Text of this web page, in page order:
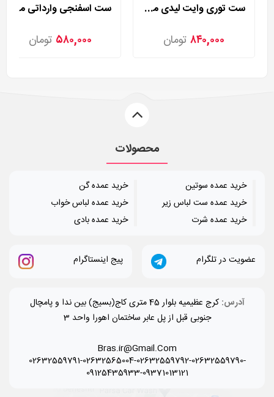
ست توری وایت لیدی مدل 40
۸۴۰,۰۰۰ تومان
ست اسفنجی وارداتی مدل 138
۵۸۰,۰۰۰ تومان
محصولات
خرید عمده سوتین
خرید عمده ست لباس زیر
خرید عمده شرت
خرید عمده گن
خرید عمده لباس خواب
خرید عمده بادی
عضویت در تلگرام پیج اینستاگرام
آدرس:
کرج عظیمیه بلوار 45 متری کاج(بسیج) بین ندا و پامچال
جنوبی قبل از پل عابر ساختمان اهورا واحد 3
Bras.ir@Gmail.Com
02632559791-02632565004-02632559792-02632559790-
09125435933-09371013121